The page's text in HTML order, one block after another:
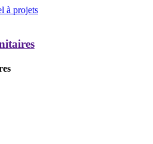
à projets